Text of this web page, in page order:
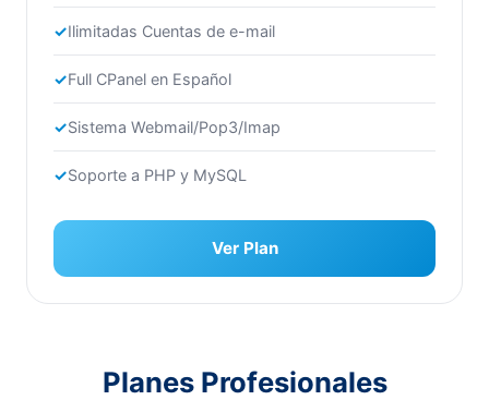
Ilimitadas Cuentas de e-mail
Full CPanel en Español
Sistema Webmail/Pop3/Imap
Soporte a PHP y MySQL
Ver Plan
Planes Profesionales